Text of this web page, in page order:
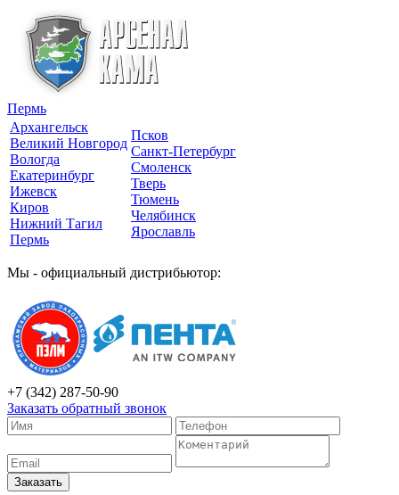
Пермь
Архангельск
Великий Новгород
Вологда
Екатеринбург
Ижевск
Киров
Нижний Тагил
Пермь
Псков
Санкт-Петербург
Смоленск
Тверь
Тюмень
Челябинск
Ярославль
Мы - официальный дистрибьютор:
+7 (342) 287-50-90
Заказать обратный звонок
Заказать